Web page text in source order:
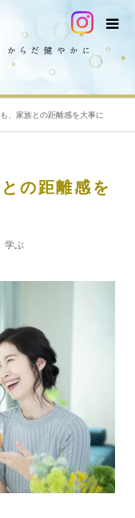
、家族との距離感を大事に
の距離感を
学ぶ